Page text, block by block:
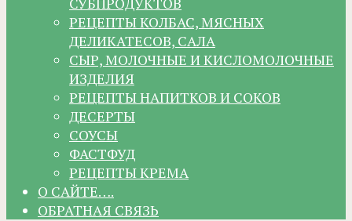
РЕЦЕПТЫ КОЛБАС, МЯСНЫХ
ДЕЛИКАТЕСОВ, САЛА
СЫР, МОЛОЧНЫЕ И КИСЛОМОЛОЧНЫЕ
ИЗДЕЛИЯ
РЕЦЕПТЫ НАПИТКОВ И СОКОВ
ДЕСЕРТЫ
СОУСЫ
ФАСТФУД
РЕЦЕПТЫ КРЕМА
О САЙТЕ….
ОБРАТНАЯ СВЯЗЬ